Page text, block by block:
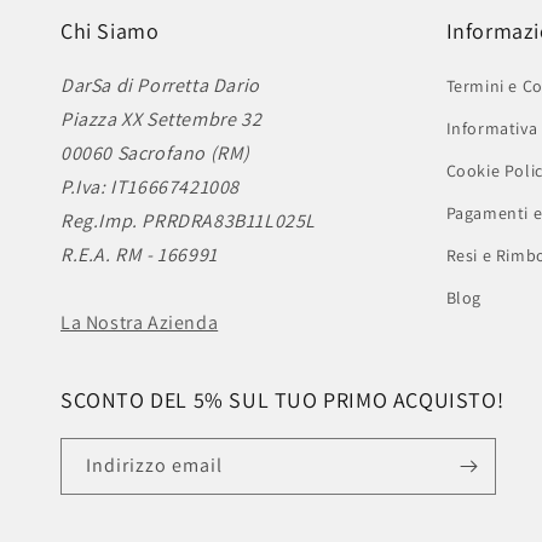
Chi Siamo
DarSa di Porretta Dario
Piazza XX Settembre 32
00060 Sacrofano (RM)
P.Iva: IT16667421008
Reg.Imp. PRRDRA83B11L025L
R.E.A. RM - 166991
La Nostra Azienda
Termini e
Informativa
Cookie
Pagamenti
Resi e
Blog
SCONTO DEL 5% SUL TUO PRIMO ACQUISTO!
Indirizzo email